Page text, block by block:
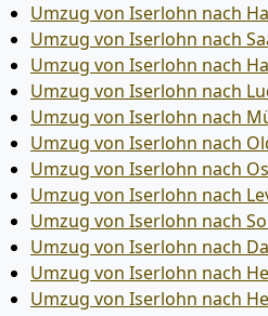
Umzug von Iserlohn nach
Umzug von Iserlohn nach
Umzug von Iserlohn nach
Umzug von Iserlohn nach
Umzug von Iserlohn nach
Umzug von Iserlohn nach
Umzug von Iserlohn nach
Umzug von Iserlohn nach
Umzug von Iserlohn nach
Umzug von Iserlohn nach
Umzug von Iserlohn nach
Umzug von Iserlohn nach